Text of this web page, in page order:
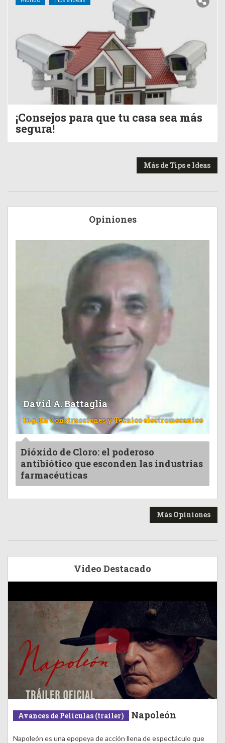
¡Consejos para que tu casa sea más
segura!
Más de Tips e Ideas
Opiniones
David A. Battaglia
Ing. En Construcciones y Tecnico electromecanico
Dióxido de Cloro: el poderoso
antibiótico que esconden las industrias
farmacéuticas
Más Opiniones
Video Destacado
Avances de Películas (trailer) Napoleón
Napoleón es una epopeya de acción llena de espectáculo que